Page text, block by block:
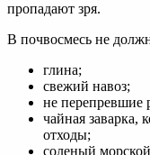
пропадают зря.
В почвосмесь не
глина;
свежий навоз;
не перепревшие
чайная заварка,
отходы;
соленый